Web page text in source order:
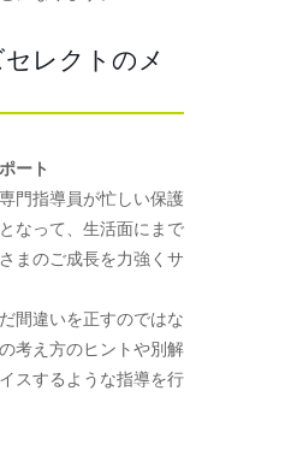
レクトのメ
ート
門指導員が忙しい保護
なって、生活面にまで
まのご成長を力強くサ
間違いを正すのではな
考え方のヒントや別解
スするような指導を行